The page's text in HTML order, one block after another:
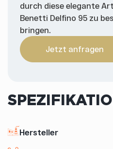
durch diese elegante
Benetti Delfino 95 zu
bringen.
Jetzt anfragen
Hersteller